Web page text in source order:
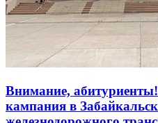
Внимание,
кампания в